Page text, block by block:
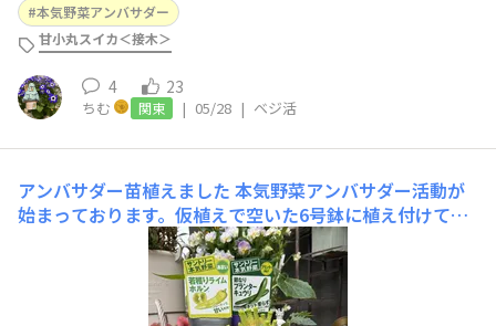
本気野菜アンバサダー
甘小丸スイカ＜接木＞
4 23
ちむ 関東 | 05/28 | ベジ活
アンバサダー苗植えました 本気野菜アンバサダー活動が
始まっております。仮植えで空いた6号鉢に植え付けて、
大きくなってから大きな鉢に植え替えようと思います。ね
ばニラは宿根草的な感じで育つそうなので、13ℓの野菜鉢
に植えました。株分けせずにそのまま植えましょうって書
いてあったけど、分かれたので分けちゃいました😅あとか